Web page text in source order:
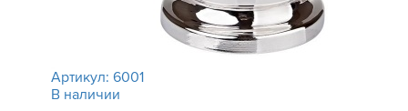
Артикул: 6001
В наличии